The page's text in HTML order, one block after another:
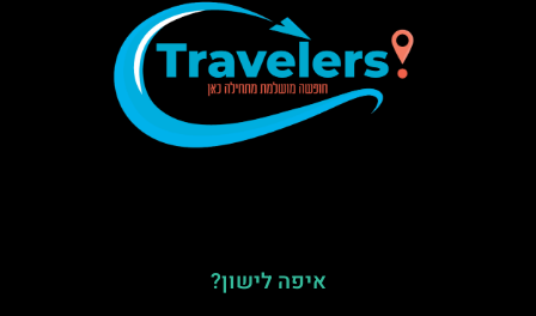
איפה לישון?